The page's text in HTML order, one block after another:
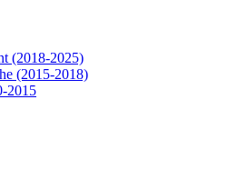
(2018-2025)
(2015-2018)
2015